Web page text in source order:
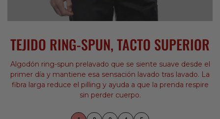
TEJIDO RING-SPUN, TACTO SUPERIOR
Algodón ring-spun prelavado que se siente suave desde el
primer día y mantiene esa sensación lavado tras lavado. La
fibra larga reduce el pilling y ayuda a que la prenda respire
sin perder cuerpo.